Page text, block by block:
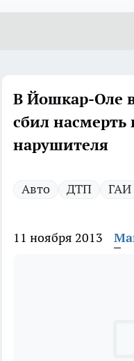
В Йошкар-Оле
сбил насмерть
нарушителя
Авто ДТП ГАИ
11 ноября 2013